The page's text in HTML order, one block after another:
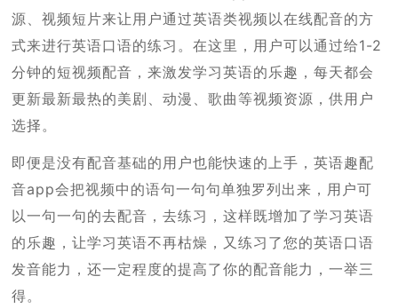
源、视频短片来让用户通过英语类视频以在线配音的方
式来进行英语口语的练习。在这里，用户可以通过给1-2
分钟的短视频配音，来激发学习英语的乐趣，每天都会
更新最新最热的美剧、动漫、歌曲等视频资源，供用户
选择。
即便是没有配音基础的用户也能快速的上手，英语趣配
音app会把视频中的语句一句句单独罗列出来，用户可
以一句一句的去配音，去练习，这样既增加了学习英语
的乐趣，让学习英语不再枯燥，又练习了您的英语口语
发音能力，还一定程度的提高了你的配音能力，一举三
得。